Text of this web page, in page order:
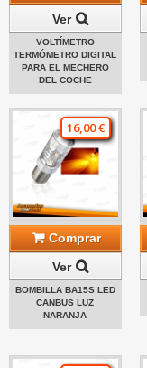
Ver
VOLTÍMETRO
TERMÓMETRO DIGITAL
PARA EL MECHERO
DEL COCHE
16,00 €
Comprar
Ver
BOMBILLA BA15S LED
CANBUS LUZ
NARANJA